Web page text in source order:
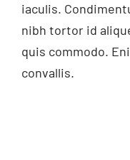
iaculis.
nibh tortor id
quis commodo.
convallis.